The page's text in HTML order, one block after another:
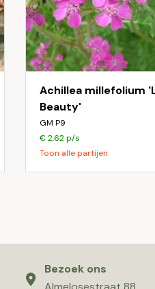
Achillea millefolium
Beauty'
GM P9
€ 2,62 p/s
Toon alle partijen
Bezoek ons